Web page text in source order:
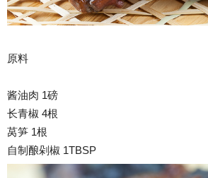
原料
酱油肉 1磅
长青椒 4根
莴笋 1根
自制酿剁椒 1TBSP